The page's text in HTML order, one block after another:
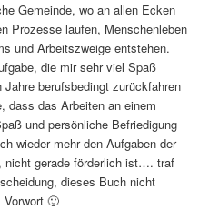
Gemeinde, wo an allen Ecken
Prozesse laufen, Menschenleben
und Arbeitszweige entstehen.
die mir sehr viel Spaß
berufsbedingt zurückfahren
dass das Arbeiten an einem
und persönliche Befriedigung
wieder mehr den Aufgaben der
nicht gerade förderlich ist…. traf
dieses Buch nicht
🙂